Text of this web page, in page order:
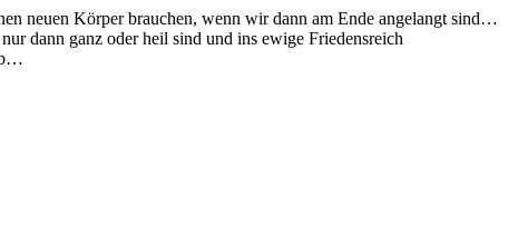
neuen Körper brauchen, wenn wir dann am Ende angelangt sind…
dann ganz oder heil sind und ins ewige Friedensreich